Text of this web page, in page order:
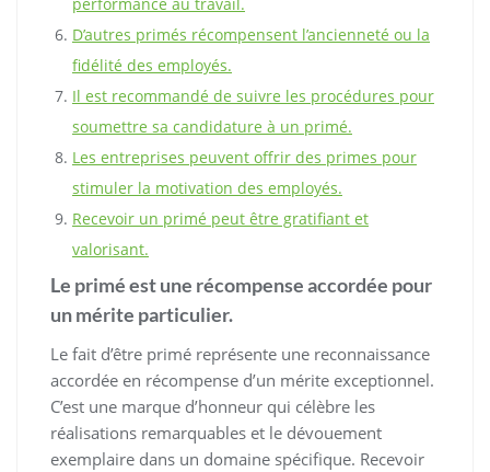
D’autres primés récompensent l’ancienneté ou la
fidélité des employés.
Il est recommandé de suivre les procédures pour
soumettre sa candidature à un primé.
Les entreprises peuvent offrir des primes pour
stimuler la motivation des employés.
Recevoir un primé peut être gratifiant et
valorisant.
Le primé est une récompense accordée pour
un mérite particulier.
Le fait d’être primé représente une reconnaissance
accordée en récompense d’un mérite exceptionnel.
C’est une marque d’honneur qui célèbre les
réalisations remarquables et le dévouement
exemplaire dans un domaine spécifique. Recevoir